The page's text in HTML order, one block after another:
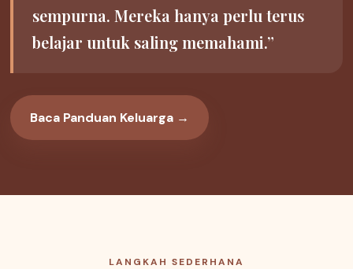
sempurna. Mereka hanya perlu terus
belajar untuk saling memahami.”
Baca Panduan Keluarga →
LANGKAH SEDERHANA